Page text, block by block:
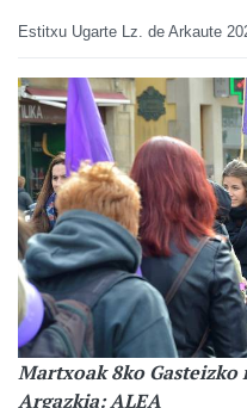
Estitxu Ugarte Lz. de Arkaute
Martxoak 8ko
Argazkia: ALEA